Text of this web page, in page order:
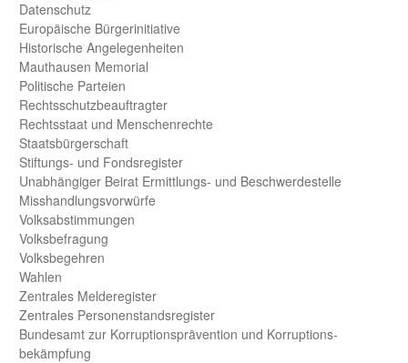
Daten­schutz
Europäische Bürger­initiative
Historische Angelegen­heiten
Mauthausen Memorial
Politische Parteien
Rechts­schutz­beauftragter
Rechts­staat und Menschen­rechte
Staats­bürger­schaft
Stiftungs- und Fonds­register
Unab­hängiger Beirat Ermittlungs- und Beschwerde­stelle
Misshandlungs­vorwürfe
Volks­abstimmungen
Volks­befragung
Volks­begehren
Wahlen
Zentrales Melde­register
Zentrales Personen­stands­register
Bundes­amt zur Korrup­tions­prävention und Korrup­tions­
bekämpfung